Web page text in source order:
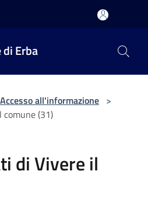
di Erba
Accesso all'informazione >
(31)
di Vivere il